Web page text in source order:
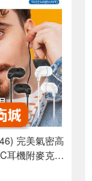
完美氣密高
耳機附麥克風
設計（黑色/